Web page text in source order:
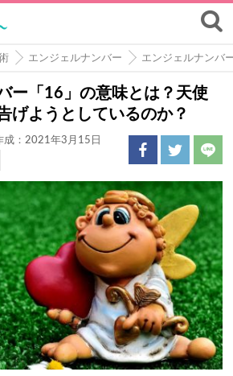
エンジェルナンバー エンジェルナンバ
ー「16」の意味とは？天使
げようとしているのか？
成：2021年3月15日